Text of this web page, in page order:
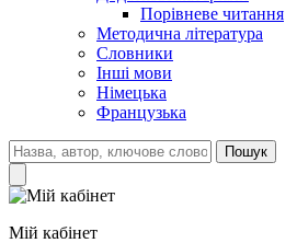
Порівневе читання
Методична література
Словники
Інші мови
Німецька
Французька
Пошук
Мій кабінет